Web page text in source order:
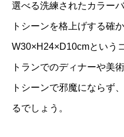
選べる洗練されたカラー
トシーンを格上げする確
W30×H24×D10cmという
トランでのディナーや美
トシーンで邪魔にならず
るでしょう。